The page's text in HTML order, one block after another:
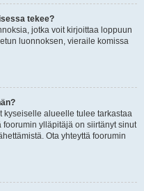
tekee?
jotka voit kirjoittaa loppuun
luonnoksen, vieraile komissa
kyseiselle alueelle tulee tarkastaa
ylläpitäjä on siirtänyt sinut
Ota yhteyttä foorumin